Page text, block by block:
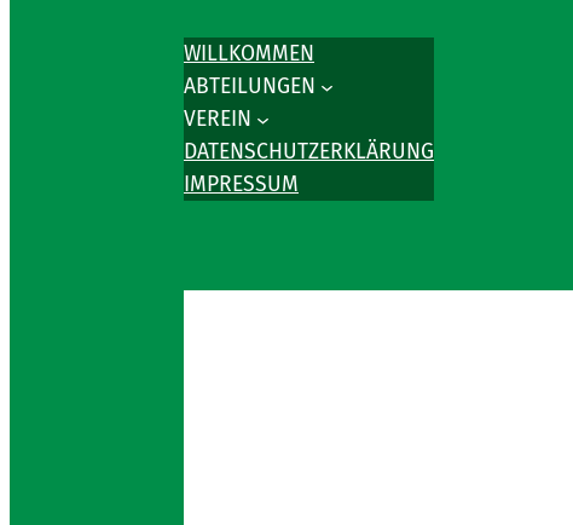
WILLKOMMEN
ABTEILUNGEN
VEREIN
DATENSCHUTZERKLÄRUNG
IMPRESSUM